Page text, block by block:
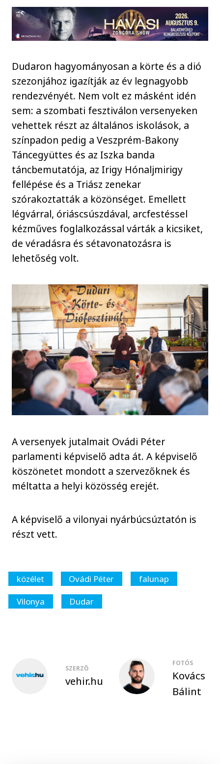
Dudaron hagyományosan a körte és a dió
szezonjához igazítják az év legnagyobb
rendezvényét. Nem volt ez másként idén
sem: a szombati fesztiválon versenyeken
vehettek részt az általános iskolások, a
színpadon pedig a Veszprém-Bakony
Táncegyüttes és az Iszka banda
táncbemutatója, az Irigy Hónaljmirigy
fellépése és a Triász zenekar
szórakoztatták a közönséget. Emellett
légvárral, óriáscsúszdával, arcfestéssel
kézműves foglalkozással várták a kicsiket,
de véradásra és sétavonatozásra is
lehetőség volt.
A versenyek jutalmait Ovádi Péter
parlamenti képviselő adta át. A képviselő
köszönetet mondott a szervezőknek és
méltatta a helyi közösség erejét.
A képviselő a vilonyai nyárbúcsúztatón is
részt vett.
közélet Ovádi Péter
falunap
Vilonya
Dudar
SZERZŐ
vehir.hu
FOTÓS
Kovács
Bálint